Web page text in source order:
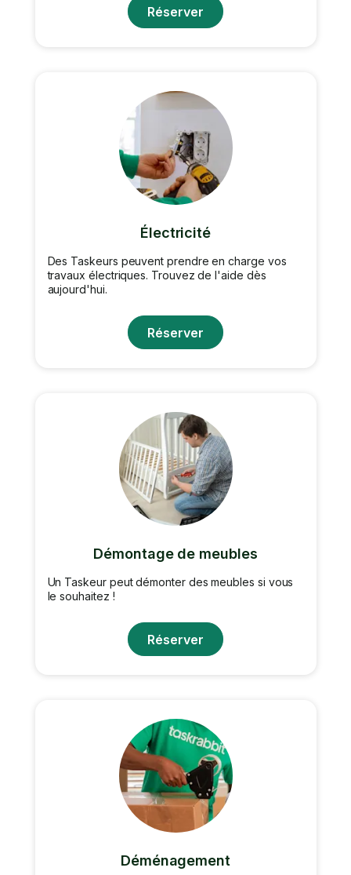
Réserver
Électricité
Des Taskeurs peuvent prendre en charge vos
travaux électriques. Trouvez de l'aide dès
aujourd'hui.
Réserver
Démontage de meubles
Un Taskeur peut démonter des meubles si vous
le souhaitez !
Réserver
Déménagement